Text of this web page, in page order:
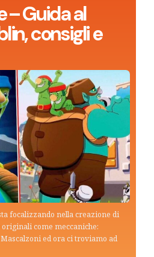
– Guida al
consigli e
focalizzando nella creazione di
come meccaniche:
ed ora ci troviamo ad